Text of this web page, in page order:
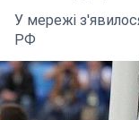
У мережі з'явилося
РФ